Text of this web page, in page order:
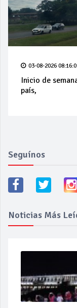
03-08-2026
Inicio de
país,
Seguínos
Noticias Más